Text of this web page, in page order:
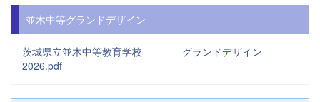
並木中等グランドデザイン
茨城県立並木中等教育学校 グランドデザイン
2026.pdf